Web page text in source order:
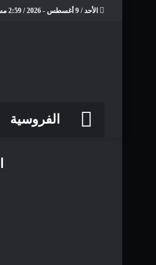
الأحد / 9 أغسطس - 2026 / 2:59 مساءً
الرئيسية
الفروسية